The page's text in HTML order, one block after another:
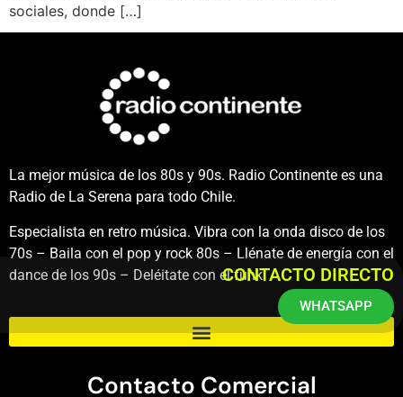
sociales, donde […]
La mejor música de los 80s y 90s. Radio Continente es una
Radio de La Serena para todo Chile.
Especialista en retro música. Vibra con la onda disco de los
70s – Baila con el pop y rock 80s – Llénate de energía con el
dance de los 90s – Deléitate con el funk.
Contacto Comercial
CONTACTO DIRECTO
WHATSAPP